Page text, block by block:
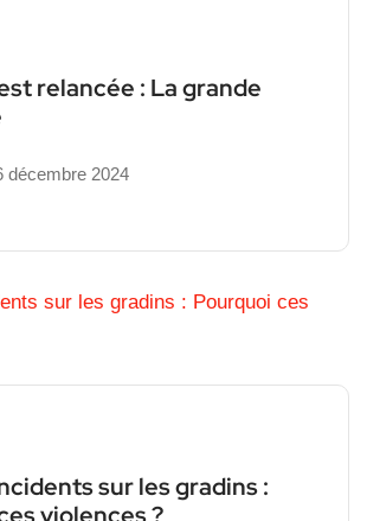
relancée : La grande
décembre 2024
sur les gradins :